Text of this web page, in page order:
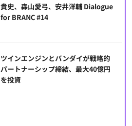
貴史、森山愛弓、安井洋輔 Dialogue
for BRANC #14
ツインエンジンとバンダイが戦略的
パートナーシップ締結、最大40億円
を投資